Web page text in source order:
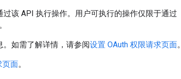
该 API 执行操作。用户可执行的操作仅限于通过
。如需了解详情，请参阅设置 OAuth 权限请求页面。
页面。